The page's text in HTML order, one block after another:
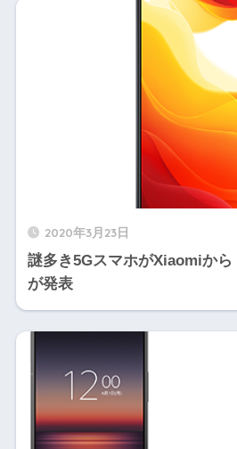
2020年3月23日
謎多き5GスマホがXiaomiか
が発表